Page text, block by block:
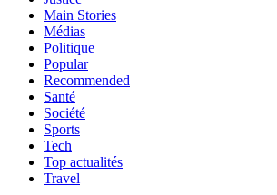
Main Stories
Médias
Politique
Popular
Recommended
Santé
Société
Sports
Tech
Top actualités
Travel